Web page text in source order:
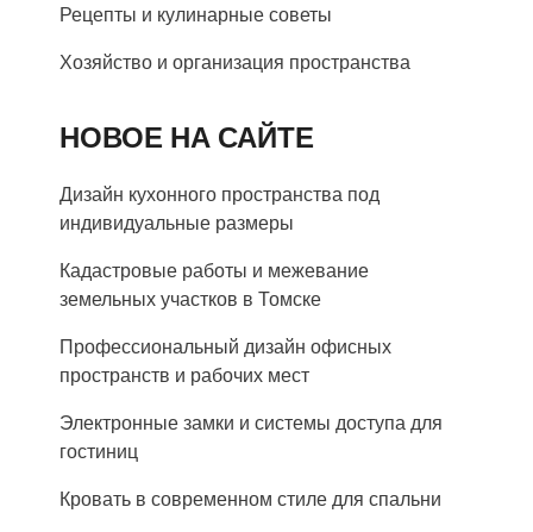
Рецепты и кулинарные советы
Хозяйство и организация пространства
НОВОЕ НА САЙТЕ
Дизайн кухонного пространства под
индивидуальные размеры
Кадастровые работы и межевание
земельных участков в Томске
Профессиональный дизайн офисных
пространств и рабочих мест
Электронные замки и системы доступа для
гостиниц
Кровать в современном стиле для спальни